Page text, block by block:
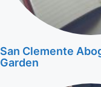
San Clemente
Garden